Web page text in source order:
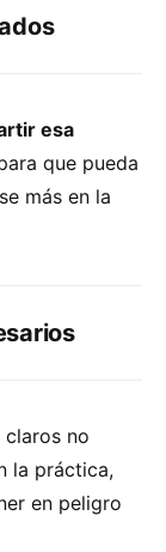
esa
que pueda
más en la
no
la práctica,
en peligro